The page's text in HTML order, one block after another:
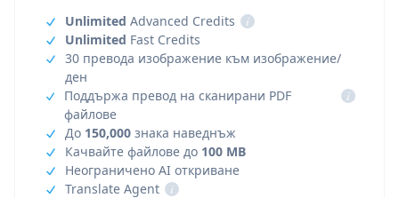
Unlimited Advanced Credits
i
Unlimited Fast Credits
30 превода изображение към изображение/
ден
Поддържа превод на сканирани PDF
файлове
i
До 150,000 знака наведнъж
Качвайте файлове до 100 MB
Неограничено AI откриване
Translate Agent
i